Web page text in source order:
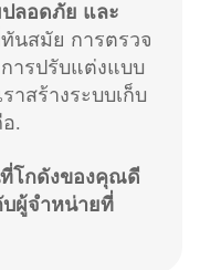
ลอดภัย และ
นสมัย การตรวจ
ารปรับแต่งแบบ
าสร้างระบบเก็บ
.
ที่โกดังของคุณดี
ผู้จําหน่ายที่